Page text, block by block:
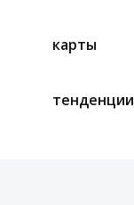
карты
тенденции